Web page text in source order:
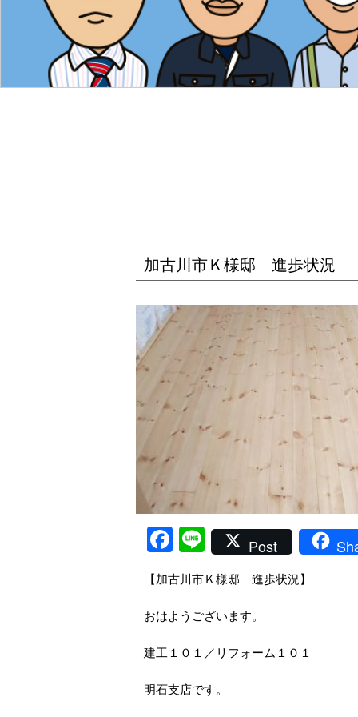
加古川市Ｋ様邸 進歩状況
Facebook
LinePost
【加古川市Ｋ様邸 進歩状況】
おはようございます。
建工１０１／リフォーム１０１
明石支店です。